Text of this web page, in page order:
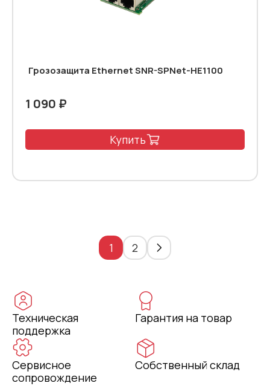
Грозозащита Ethernet SNR-SPNet-HE1100
1 090 ₽
Купить
1 2
Техническая
поддержка
Гарантия на товар
Сервисное
сопровождение
Собственный склад